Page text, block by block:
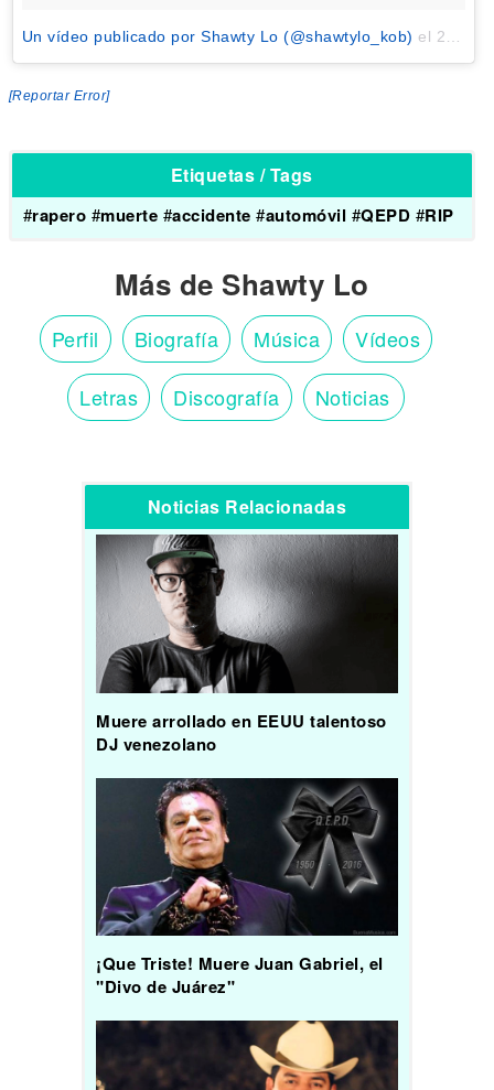
Un vídeo publicado por Shawty Lo (@shawtylo_kob) el 20 de Sep de 2016 a la(s) 10:19 PDT
[Reportar Error]
Etiquetas / Tags
#rapero #muerte #accidente #automóvil #QEPD #RIP
Más de Shawty Lo
Perfil Biografía Música Vídeos
Letras Discografía Noticias
Noticias Relacionadas
Muere arrollado en EEUU talentoso
DJ venezolano
¡Que Triste! Muere Juan Gabriel, el
"Divo de Juárez"